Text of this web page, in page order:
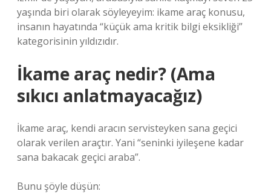
yaşında biri olarak söyleyeyim: ikame araç konusu,
insanın hayatında “küçük ama kritik bilgi eksikliği”
kategorisinin yıldızıdır.
İkame araç nedir? (Ama
sıkıcı anlatmayacağız)
İkame araç, kendi aracın servisteyken sana geçici
olarak verilen araçtır. Yani “seninki iyileşene kadar
sana bakacak geçici araba”.
Bunu şöyle düşün: